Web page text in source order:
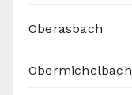
Oberasbach
Obermichelbach